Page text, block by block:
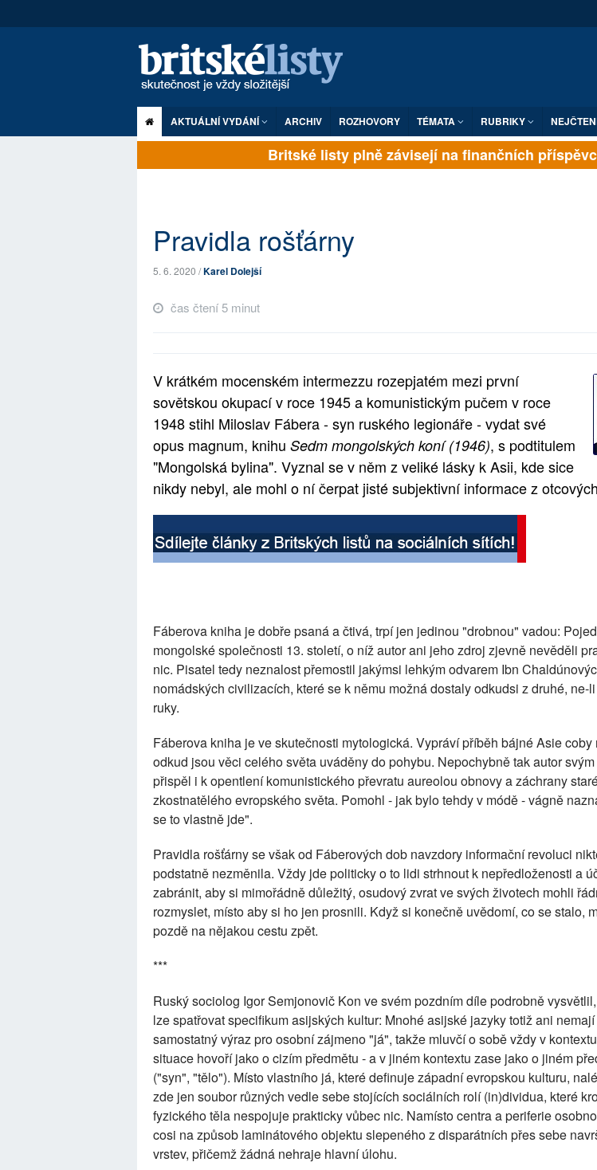
AKTUÁLNÍ VYDÁNÍ ARCHIV ROZHOVORY TÉMATA RUBRIKY
Britské listy plně závisejí na finančních
Pravidla rošťárny
5. 6. 2020 /Karel Dolejší
čas čtení 5 minut
V krátkém mocenském intermezzu rozepjatém mezi první
sovětskou okupací v roce 1945 a komunistickým pučem v roce
1948 stihl Miloslav Fábera - syn ruského legionáře - vydat své
opus magnum, knihu Sedm mongolských koní (1946), s podtitulem
"Mongolská bylina". Vyznal se v něm z veliké lásky k Asii, kde sice
nikdy nebyl, ale mohl o ní čerpat jisté subjektivní informace z
Fáberova kniha je dobře psaná a čtivá, trpí jen jedinou "drobnou" vadou:
mongolské společnosti 13. století, o níž autor ani jeho zdroj zjevně nevěděli
nic. Pisatel tedy neznalost přemostil jakýmsi lehkým odvarem Ibn
nomádských civilizacích, které se k němu možná dostaly odkudsi z druhé, ne-
ruky.
Fáberova kniha je ve skutečnosti mytologická. Vypráví příběh bájné Asie coby
odkud jsou věci celého světa uváděny do pohybu. Nepochybně tak autor
přispěl i k opentlení komunistického převratu aureolou obnovy a záchrany
zkostnatělého evropského světa. Pomohl - jak bylo tehdy v módě - vágně
se to vlastně jde".
Pravidla rošťárny se však od Fáberových dob navzdory informační revoluci
podstatně nezměnila. Vždy jde politicky o to lidi strhnout k nepředloženosti a
zabránit, aby si mimořádně důležitý, osudový zvrat ve svých životech mohli
rozmyslet, místo aby si ho jen prosnili. Když si konečně uvědomí, co se stalo,
pozdě na nějakou cestu zpět.
***
Ruský sociolog Igor Semjonovič Kon ve svém pozdním díle podrobně
lze spatřovat specifikum asijských kultur: Mnohé asijské jazyky totiž ani nemají
samostatný výraz pro osobní zájmeno "já", takže mluvčí o sobě vždy v
situace hovoří jako o cizím předmětu - a v jiném kontextu zase jako o jiném
("syn", "tělo"). Místo vlastního já, které definuje západní evropskou kulturu,
zde jen soubor různých vedle sebe stojících sociálních rolí (in)dividua, které
fyzického těla nespojuje prakticky vůbec nic. Namísto centra a periferie
cosi na způsob laminátového objektu slepeného z disparátních přes sebe
vrstev, přičemž žádná nehraje hlavní úlohu.